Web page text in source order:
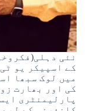
نئی
کے اسپیکر یو
میں لوک سبھا
پارلیمنٹری